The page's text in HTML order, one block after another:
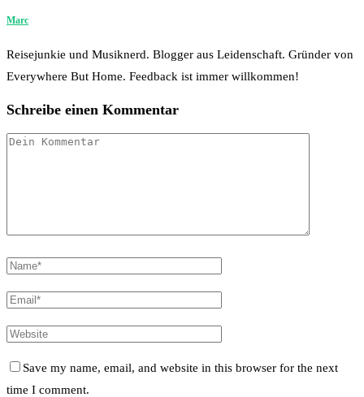
Marc
Reisejunkie und Musiknerd. Blogger aus Leidenschaft. Gründer von
Everywhere But Home. Feedback ist immer willkommen!
Schreibe einen Kommentar
Save my name, email, and website in this browser for the next
time I comment.